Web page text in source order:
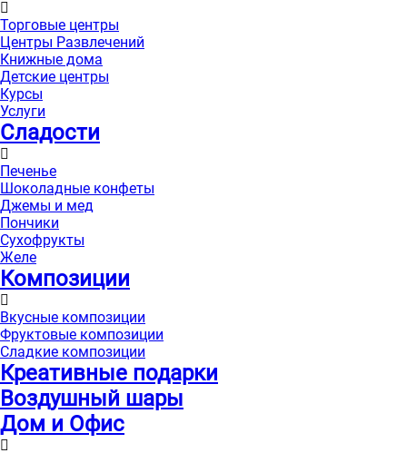
Торговые центры
Центры Развлечений
Книжные дома
Детские центры
Курсы
Услуги
Сладости
Печенье
Шоколадные конфеты
Джемы и мед
Пончики
Сухофрукты
Желе
Композиции
Вкусные композиции
Фруктовые композиции
Сладкие композиции
Креативные подарки
Воздушный шары
Дом и Офис